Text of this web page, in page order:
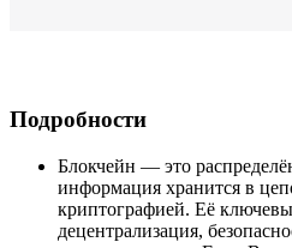
Подробности
Блокчейн — это
информация хранится в
криптографией. Её
децентрализация,